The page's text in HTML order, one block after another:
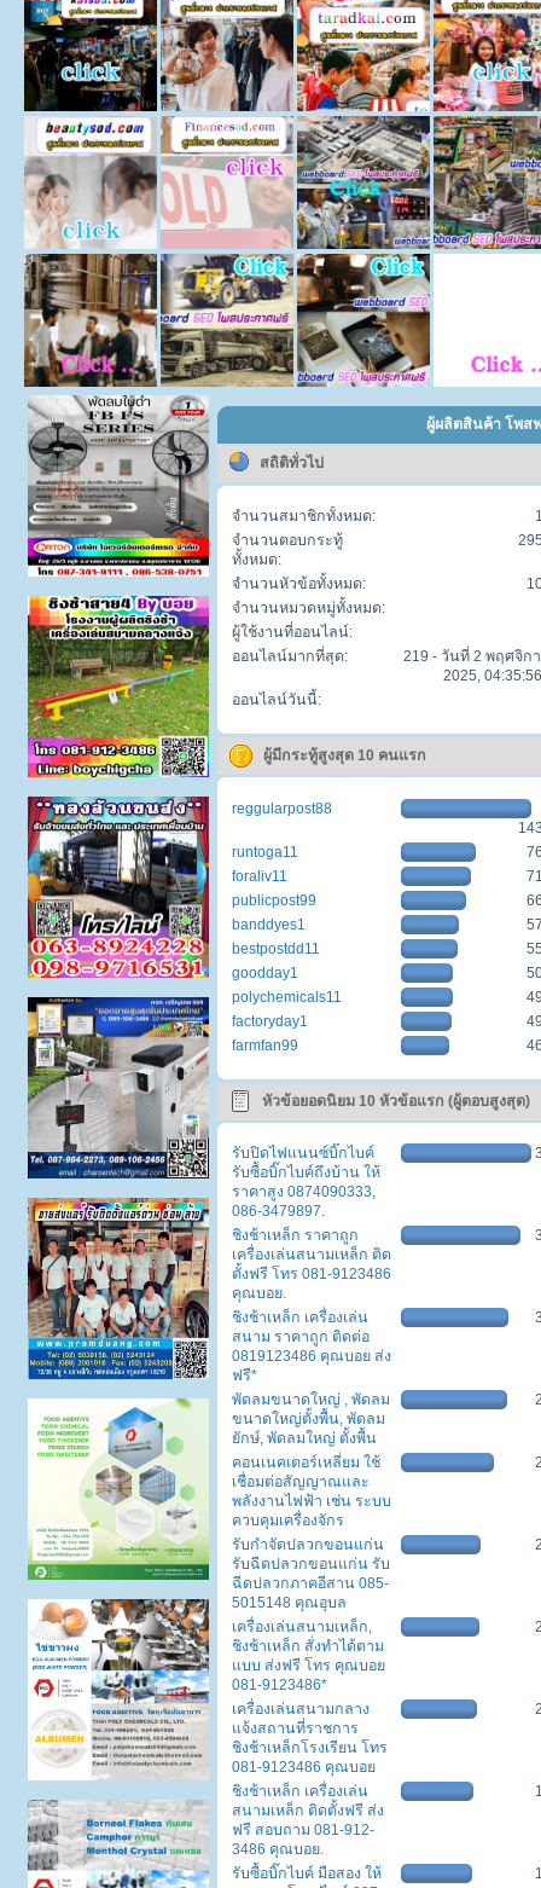
ผู้ผลิตสินค้า โพส
สถิติทั่วไป
จำนวนสมาชิกทั้งหมด:
จำนวนตอบกระทู้
ทั้งหมด:
จำนวนหัวข้อทั้งหมด:
จำนวนหมวดหมู่ทั้งหมด:
ผู้ใช้งานที่ออนไลน์:
ออนไลน์มากที่สุด:
219 - วันที่ 2 พฤศจิก
2025,
ออนไลน์วันนี้:
ผู้มีกระทู้สูงสุด 10 คนแรก
reggularpost88
runtoga11
foraliv11
publicpost99
banddyes1
bestpostdd11
goodday1
polychemicals11
factoryday1
farmfan99
หัวข้อยอดนิยม 10 หัวข้อแรก (ผู้ตอบสูงสุด)
รับปิดไฟแนนซ์บิ๊กไบค์
รับซื้อบิ๊กไบค์ถึงบ้าน ให้
ราคาสูง 0874090333,
086-3479897.
ชิงช้าเหล็ก ราคาถูก
เครื่องเล่นสนามเหล็ก ติด
ตั้งฟรี โทร 081-9123486
คุณบอย.
ชิงช้าเหล็ก เครื่องเล่น
สนาม ราคาถูก ติดต่อ
0819123486 คุณบอย ส่ง
ฟรี*
พัดลมขนาดใหญ่ , พัดลม
ขนาดใหญ่ตั้งพื้น, พัดลม
ยักษ์, พัดลมใหญ่ ตั้งพื้น
คอนเนคเตอร์เหลี่ยม ใช้
เชื่อมต่อสัญญาณและ
พลังงานไฟฟ้า เช่น ระบบ
ควบคุมเครื่องจักร
รับกำจัดปลวกขอนแก่น
รับฉีดปลวกขอนแก่น รับ
ฉีดปลวกภาคอีสาน 085-
5015148 คุณอุบล
เครื่องเล่นสนามเหล็ก,
ชิงช้าเหล็ก สั่งทำได้ตาม
แบบ ส่งฟรี โทร คุณบอย
081-9123486*
เครื่องเล่นสนามกลาง
แจ้งสถานที่ราชการ
ชิงช้าเหล็กโรงเรียน โทร
081-9123486 คุณบอย
ชิงช้าเหล็ก เครื่องเล่น
สนามเหล็ก ติดตั้งฟรี ส่ง
ฟรี สอบถาม 081-912-
3486 คุณบอย.
รับซื้อบิ๊กไบค์ มือสอง ให้